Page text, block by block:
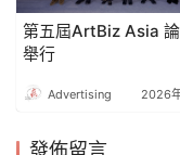
第五屆ArtBiz Asia
舉行
Advertising 2026
發佈留言